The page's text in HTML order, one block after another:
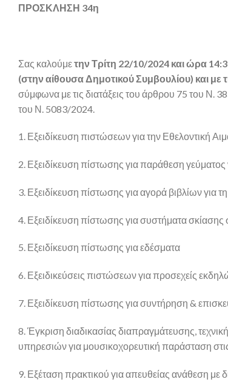
ΠΡΟΣΚΛΗΣΗ 34η
Σας καλούμετην Τρίτη 22/10/2024 και ώρα
(στην αίθουσα Δημοτικού Συμβουλίου) και με
σύμφωνα με τις διατάξεις του άρθρου 75 του
του Ν. 5083/2024.
1. Εξειδίκευση πιστώσεων για την Εθελοντική
2. Εξειδίκευση πίστωσης για παράθεση
3. Εξειδίκευση πίστωσης για αγορά βιβλίων για
4. Εξειδίκευση πίστωσης για συστήματα σκίασης
5. Εξειδίκευση πίστωσης για εδέσματα
6. Εξειδικεύσεις πιστώσεων για προσεχείς
7. Εξειδίκευση πίστωσης για συντήρηση &
8. Έγκριση διαδικασίας διαπραγμάτευσης,
υπηρεσιών για μουσικοχορευτική παράσταση
9. Εξέταση πρακτικού για απευθείας ανάθεση